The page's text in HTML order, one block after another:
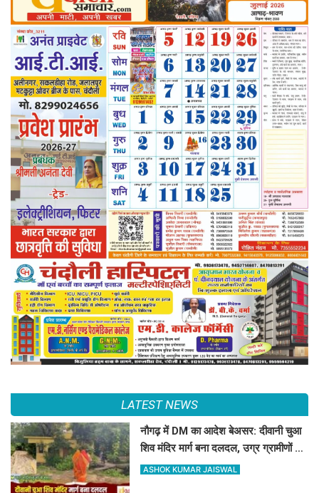
LATEST NEWS
नौगढ़ में DM का आदेश बेअसर: दीवानी चुआ
शिव मंदिर मार्ग बना दलदल, उग्र ग्रामीणों ने
दी चक्का जाम की चेतावनी
ASHOK KUMAR JAISWAL